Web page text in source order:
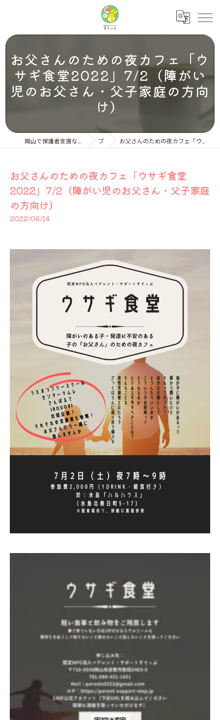
お父さんのための夜カフェ「ウ
サギ食堂2022」7/2（障がい
児のお父さん・父子家庭の方向
け）
ブログ お父さんのための夜カフェ「ウサギ食堂2022」7/2（障がい児のお父さん・父子家庭の方向け）
お父さんのための夜カフェ「ウサギ食堂
2022」7/2（障がい児のお父さん・父子家庭
の方向け）
2022/06/14